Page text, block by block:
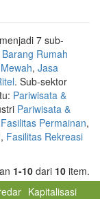
7 sub-
Barang Rumah
, Jasa
. Sub-sektor
Pariwisata &
Pariwisata &
Fasilitas Permainan,
, Fasilitas Rekreasi
1-10 dari 10 item.
Kapitalisasi